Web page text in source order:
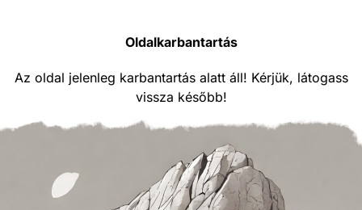
Oldalkarbantartás
Az oldal jelenleg karbantartás alatt áll! Kérjük, látogass
vissza később!